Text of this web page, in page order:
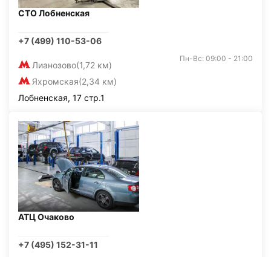
СТО Лобненская
+7 (499) 110-53-06
Лианозово(1,72 км)
Яхромская(2,34 км)
Пн-Вс: 09:00 - 21:00
Лобненская, 17 стр.1
АТЦ Очаково
+7 (495) 152-31-11